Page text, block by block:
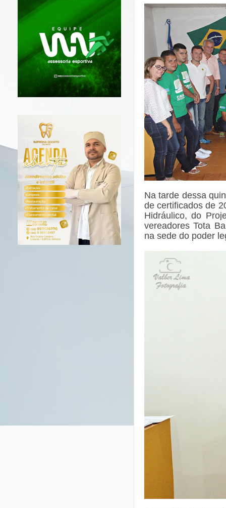
Natarde dessa
de certificados de
Hidráulico, do
vereadores Tota
na sede do poder